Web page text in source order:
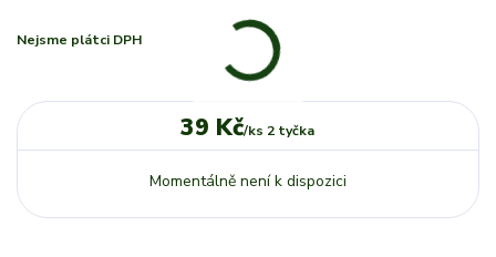
Nejsme plátci DPH
39 Kč/ks 2 tyčka
Momentálně není k dispozici